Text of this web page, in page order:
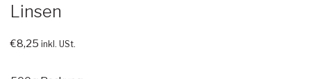
Linsen
€8,25 inkl. USt.